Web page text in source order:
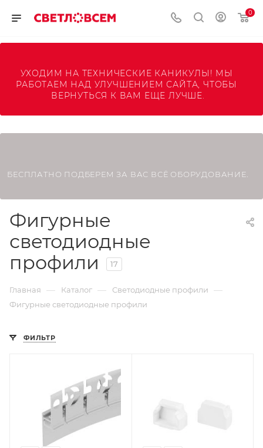
0
УХОДИМ НА ТЕХНИЧЕСКИЕ КАНИКУЛЫ! МЫ
РАБОТАЕМ НАД УЛУЧШЕНИЕМ САЙТА, ЧТОБЫ
ВЕРНУТЬСЯ К ВАМ ЕЩЕ ЛУЧШЕ.
БЕСПЛАТНО ПОДБЕРЕМ ЗА ВАС ВСЁ ОБОРУДОВАНИЕ.
Фигурные
светодиодные
профили
17
Главная — Каталог — Светодиодные профили —
Фигурные светодиодные профили
ФИЛЬТР